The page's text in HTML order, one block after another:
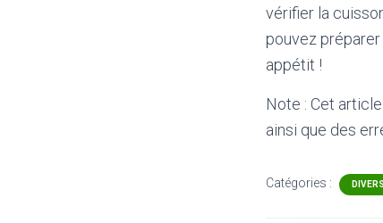
vérifier la
pouvez
appétit !
Note : Cet
ainsi que des
Catégories : DIVERS